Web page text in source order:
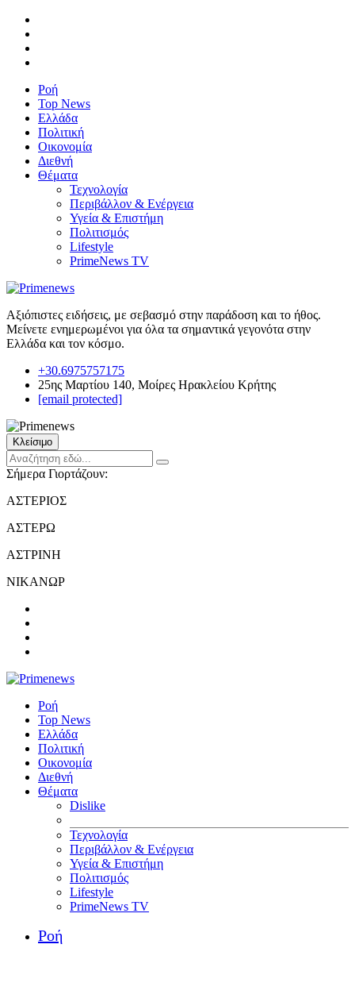
Ροή
Top News
Ελλάδα
Πολιτική
Οικονομία
Διεθνή
Θέματα
Τεχνολογία
Περιβάλλον & Ενέργεια
Υγεία & Επιστήμη
Πολιτισμός
Lifestyle
PrimeNews TV
Αξιόπιστες ειδήσεις, με σεβασμό στην παράδοση και το ήθος.
Μείνετε ενημερωμένοι για όλα τα σημαντικά γεγονότα στην
Ελλάδα και τον κόσμο.
+30.6975757175
25ης Μαρτίου 140, Μοίρες Ηρακλείου Κρήτης
[email protected]
Κλείσιμο
Σήμερα Γιορτάζουν:
ΑΣΤΕΡΙΟΣ
ΑΣΤΕΡΩ
ΑΣΤΡΙΝΗ
ΝΙΚΑΝΩΡ
Ροή
Top News
Ελλάδα
Πολιτική
Οικονομία
Διεθνή
Θέματα
Dislike
Τεχνολογία
Περιβάλλον & Ενέργεια
Υγεία & Επιστήμη
Πολιτισμός
Lifestyle
PrimeNews TV
Ροή